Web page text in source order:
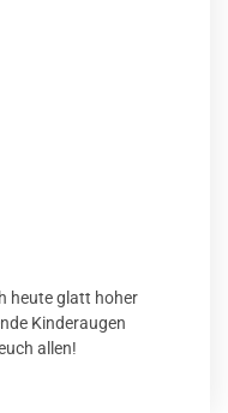
heute glatt hoher
Kinderaugen
allen!